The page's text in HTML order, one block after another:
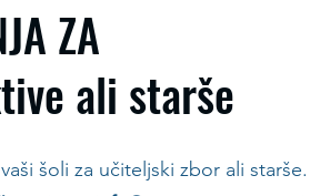
ZA
ali starše
šoli za učiteljski zbor ali starše.